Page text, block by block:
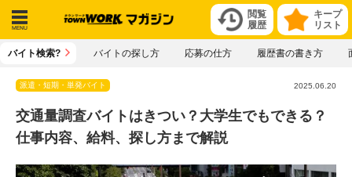
キープ
リスト
閲覧
履歴
メニ
バイト検索? バイトの探し方 応募の仕方 履歴書の書き方
派遣・短期・単発バイト 2025.06.20
交通量調査バイトはきつい？大学生でもできる？
仕事内容、給料、探し方まで解説